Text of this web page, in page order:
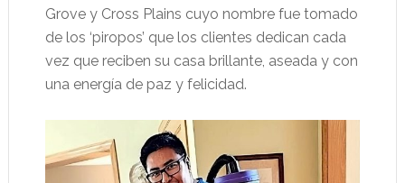
Grove y Cross Plains cuyo nombre fue tomado
de los ‘piropos’ que los clientes dedican cada
vez que reciben su casa brillante, aseada y con
una energía de paz y felicidad.